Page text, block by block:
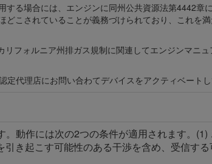
る場合には、エンジンに同州公共資源法第4442章
こされていることが義務づけられており、これを
フォルニア州排ガス規制に関連してエンジンマニ
代理店にお問い合わてデバイスをアクティベートし
動作には次の2つの条件が適用されます。
き起こす可能性のある干渉を含め、受信す